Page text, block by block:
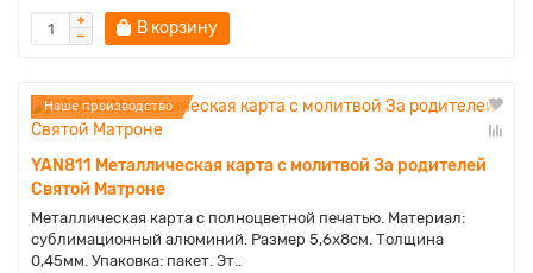
В корзину
Наше производство
YAN811 Металлическая карта с молитвой За родителей
Святой Матроне
Металлическая карта с полноцветной печатью. Материал:
сублимационный алюминий. Размер 5,6х8см. Толщина
0,45мм. Упаковка: пакет. Эт..